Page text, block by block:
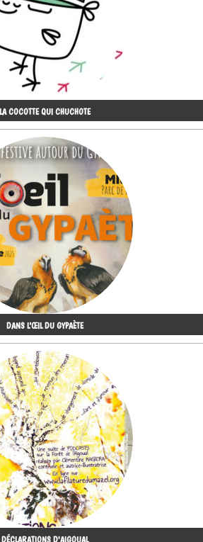
LA COCOTTE QUI CHUCHOTE
DANS L’ŒIL DU GYPAÈTE
DÉCLARATIONS D'AIGOUAL